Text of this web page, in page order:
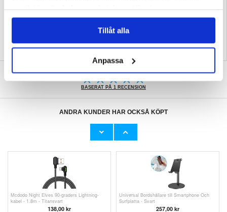
Tillåt alla
Anpassa
BASERAT PÅ 1 RECENSION
ANDRA KUNDER HAR OCKSÅ KÖPT
Vikbart Universellt Laptopstativ med Flera
Multi-Angle Universell Bordshållare - Svart
Mcdodo Night Elves 90-graders Lightning-
kabel - 1.8m - Titansvart
138,00 kr
Universal Bordshållare till Smartphone Och
Surfplatta - Svart
257,00 kr